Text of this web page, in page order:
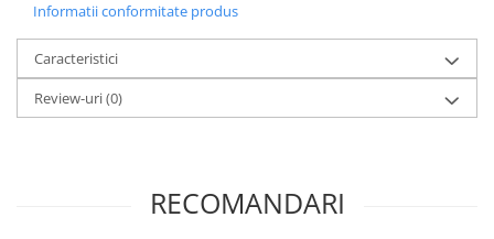
Informatii conformitate produs
Caracteristici
Review-uri(0)
RECOMANDARI